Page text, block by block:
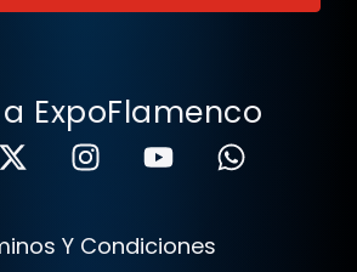
ExpoFlamenco
Y Condiciones